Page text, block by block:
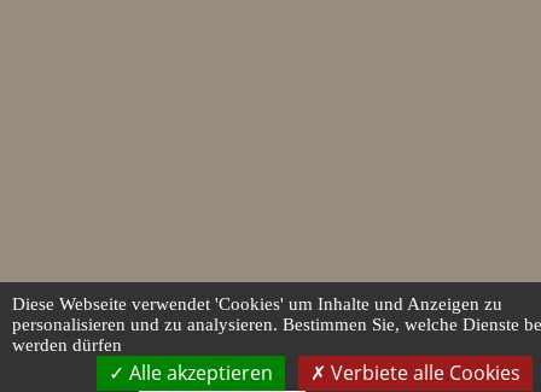
Diese Webseite verwendet 'Cookies' um Inhalte und Anzeigen zu
personalisieren und zu analysieren. Bestimmen Sie, welche Dienste
werden dürfen
Alle akzeptieren Verbiete alle Cookies